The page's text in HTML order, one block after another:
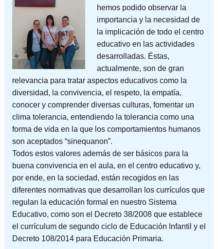
hemos podido observar la
importancia y la necesidad de
la implicación de todo el centro
educativo en las actividades
desarrolladas. Éstas,
actualmente, son de gran
relevancia para tratar aspectos educativos como la
diversidad, la convivencia, el respeto, la empatía,
conocer y comprender diversas culturas, fomentar un
clima tolerancia, entendiendo la tolerancia como una
forma de vida en la que los comportamientos humanos
son aceptados “sinequanon”.
Todos estos valores además de ser básicos para la
buena convivencia en el aula, en el centro educativo y,
por ende, en la sociedad, están recogidos en las
diferentes normativas que desarrollan los currículos que
regulan la educación formal en nuestro Sistema
Educativo, como son el Decreto 38/2008 que establece
el currículum de segundo ciclo de Educación Infantil y el
Decreto 108/2014 para Educación Primaria.